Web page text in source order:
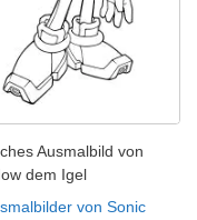
Ausmalbild von
dem Igel
von Sonic